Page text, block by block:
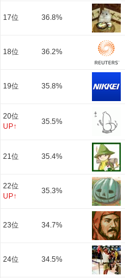
17位 36.8%
18位 36.2%
19位 35.8%
20位
UP↑
35.5%
21位 35.4%
22位
UP↑
35.3%
23位 34.7%
24位 34.5%